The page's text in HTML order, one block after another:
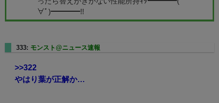
∀ﾟ)━━━━!!
333: モンスト@ニュース速報
>>322
やはり葉が正解か…